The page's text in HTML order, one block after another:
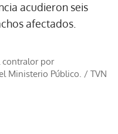
acudieron seis
afectados.
contralor por
Ministerio Público. / TVN